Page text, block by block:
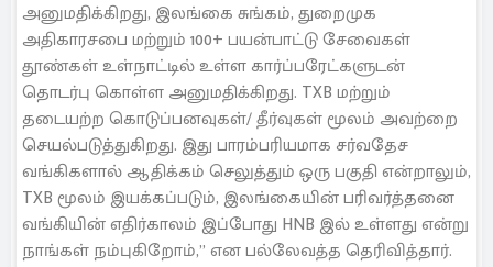
அனுமதிக்கிறது, இலங்கை சுங்கம், துறைமுக
அதிகாரசபை மற்றும் 100+ பயன்பாட்டு சேவைகள்
தூண்கள் உள்நாட்டில் உள்ள கார்ப்பரேட்களுடன்
தொடர்பு கொள்ள அனுமதிக்கிறது. TXB மற்றும்
தடையற்ற கொடுப்பனவுகள்/ தீர்வுகள் மூலம் அவற்றை
செயல்படுத்துகிறது. இது பாரம்பரியமாக சர்வதேச
வங்கிகளால் ஆதிக்கம் செலுத்தும் ஒரு பகுதி என்றாலும்,
TXB மூலம் இயக்கப்படும், இலங்கையின் பரிவர்த்தனை
வங்கியின் எதிர்காலம் இப்போது HNB இல் உள்ளது என்று
நாங்கள் நம்புகிறோம்,” என பல்லேவத்த தெரிவித்தார்.